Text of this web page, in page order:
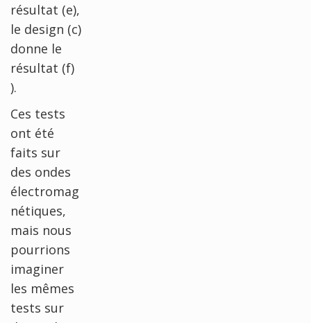
résultat (e),
le design (c)
donne le
résultat (f)
).
Ces tests
ont été
faits sur
des ondes
électromag
nétiques,
mais nous
pourrions
imaginer
les mêmes
tests sur